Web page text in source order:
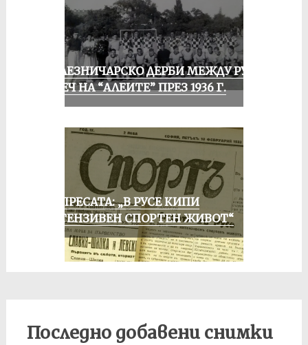
ЖЕЛЕЗНИЧАРСКО ДЕРБИ МЕЖДУ РУСЕ
И ПЕЧ НА “АЛЕИТЕ” ПРЕЗ 1936 Г.
ОТ ПРЕСАТА: „В РУСЕ КИПИ
ИНТЕНЗИВЕН СПОРТЕН ЖИВОТ“
Последно добавени снимки